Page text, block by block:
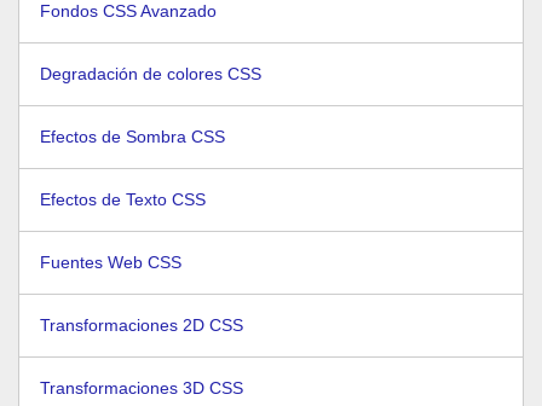
Fondos CSS Avanzado
Degradación de colores CSS
Efectos de Sombra CSS
Efectos de Texto CSS
Fuentes Web CSS
Transformaciones 2D CSS
Transformaciones 3D CSS